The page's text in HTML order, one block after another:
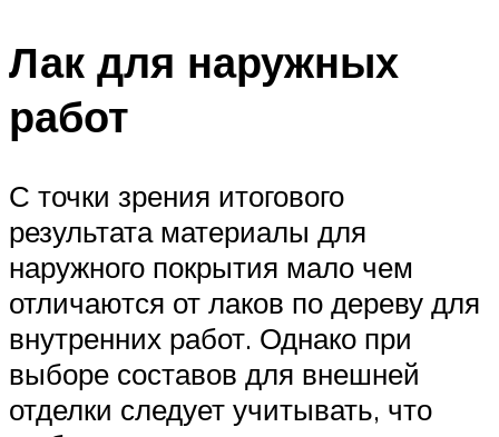
Лак для наружных
работ
С точки зрения итогового
результата материалы для
наружного покрытия мало чем
отличаются от лаков по дереву для
внутренних работ. Однако при
выборе составов для внешней
отделки следует учитывать, что